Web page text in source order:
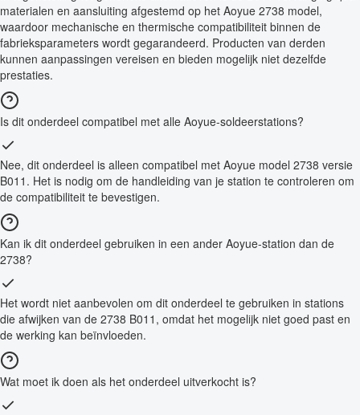
materialen en aansluiting afgestemd op het Aoyue 2738 model,
waardoor mechanische en thermische compatibiliteit binnen de
fabrieksparameters wordt gegarandeerd. Producten van derden
kunnen aanpassingen vereisen en bieden mogelijk niet dezelfde
prestaties.
Is dit onderdeel compatibel met alle Aoyue-soldeerstations?
Nee, dit onderdeel is alleen compatibel met Aoyue model 2738 versie
B011. Het is nodig om de handleiding van je station te controleren om
de compatibiliteit te bevestigen.
Kan ik dit onderdeel gebruiken in een ander Aoyue-station dan de
2738?
Het wordt niet aanbevolen om dit onderdeel te gebruiken in stations
die afwijken van de 2738 B011, omdat het mogelijk niet goed past en
de werking kan beïnvloeden.
Wat moet ik doen als het onderdeel uitverkocht is?